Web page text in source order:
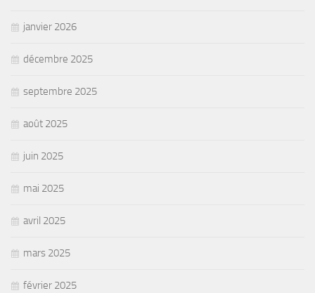
janvier 2026
décembre 2025
septembre 2025
août 2025
juin 2025
mai 2025
avril 2025
mars 2025
février 2025